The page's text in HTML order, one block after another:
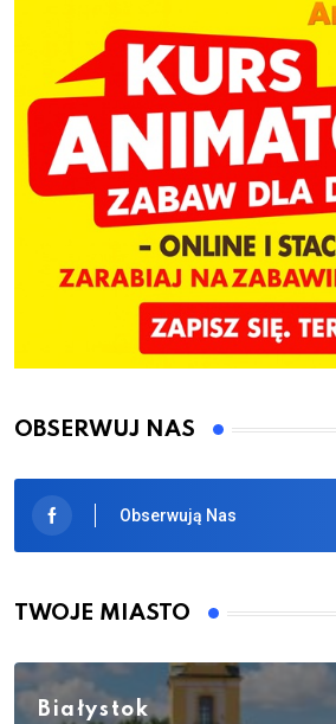
OBSERWUJ NAS
Obserwują Nas
TWOJE MIASTO
Białystok